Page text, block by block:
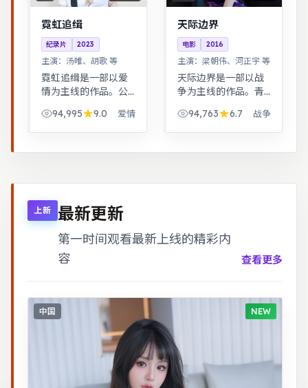
霓虹追缉
纪录片 2023
主演： 汤唯、胡歌 等
霓虹追缉是一部以爱
情为主线的作品。公
遇，配乐与风景共同
构成情绪主线。青春
94,995 9.0 爱情
天际边界
电影 2016
主演： 梁朝伟、河正宇 等
天际边界是一部以战
争为主线的作品。青
入社会的迷茫，细腻
温暖。根据真实事件
94,763 6.7 战争
上新 最新更新
第一时间观看最新上线的精彩内
容
查看更多
中国 NEW